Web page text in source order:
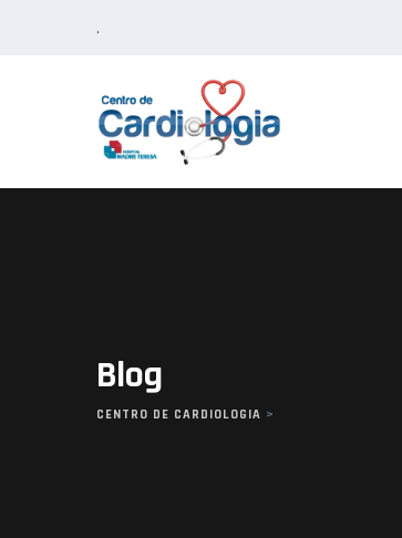
.
Blog
CENTRO DE CARDIOLOGIA >